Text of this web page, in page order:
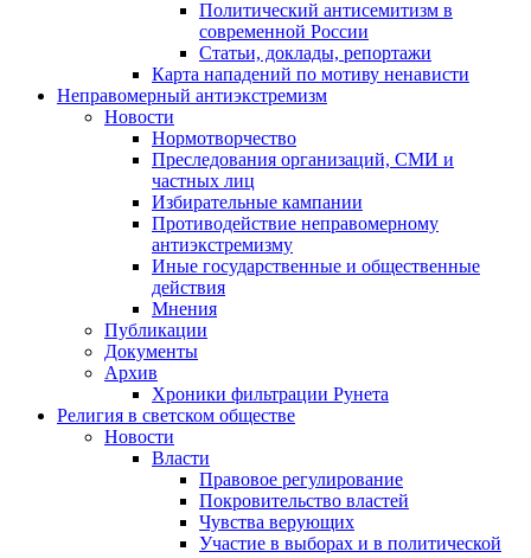
Политический антисемитизм в
современной России
Статьи, доклады, репортажи
Карта нападений по мотиву ненависти
Неправомерный антиэкстремизм
Новости
Нормотворчество
Преследования организаций, СМИ и
частных лиц
Избирательные кампании
Противодействие неправомерному
антиэкстремизму
Иные государственные и общественные
действия
Мнения
Публикации
Документы
Архив
Хроники фильтрации Рунета
Религия в светском обществе
Новости
Власти
Правовое регулирование
Покровительство властей
Чувства верующих
Участие в выборах и в политической